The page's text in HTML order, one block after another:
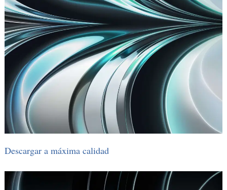
Descargar a máxima calidad